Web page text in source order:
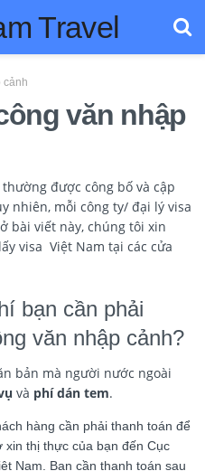
Travel
cảnh
văn nhập
được công bố và cập
nhiên, mỗi công ty/ đại lý visa
bài viết này, chúng tôi xin
visa Việt Nam tại các cửa
bạn cần phải
văn nhập cảnh?
bản mà người nước ngoài
và phí dán tem.
hàng cần phải thanh toán để
thị thực của bạn đến Cục
Nam. Bạn cần thanh toán sau